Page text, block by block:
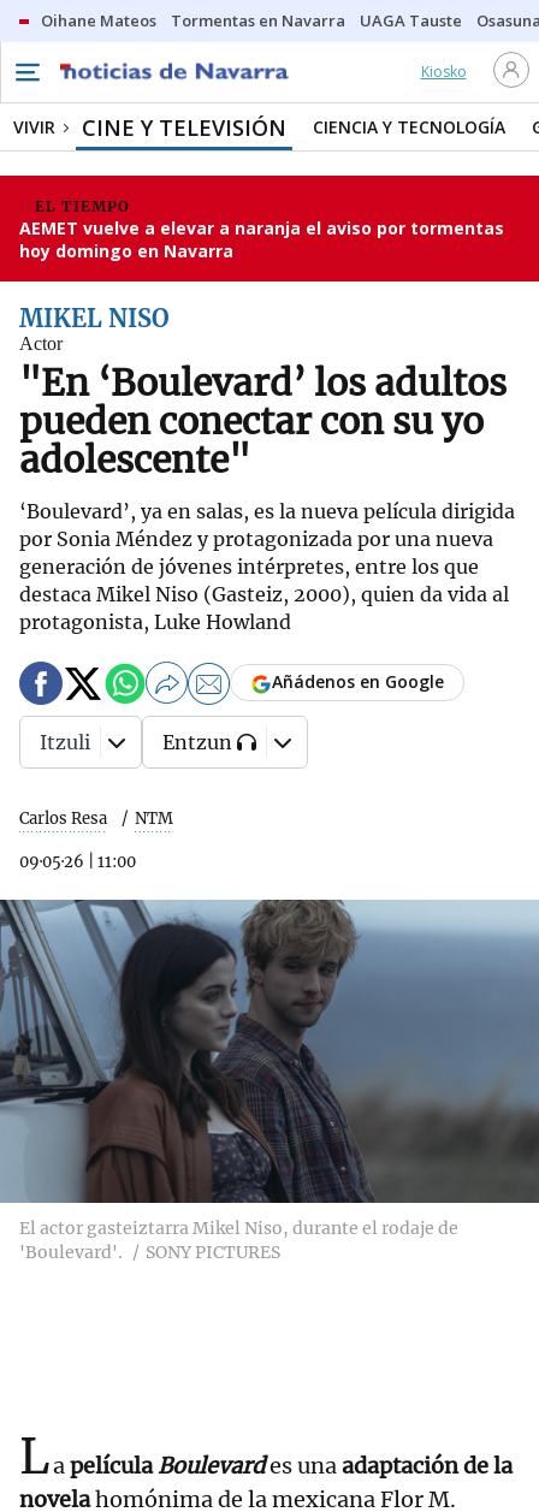
Oihane Mateos Tormentas en Navarra UAGA Tauste
Kiosko
VIVIR CINE Y TELEVISIÓN CIENCIA Y TECNOLOGÍA
EL TIEMPO
AEMET vuelve a elevar a naranja el aviso por tormentas
hoy domingo en Navarra
MIKEL NISO
Actor
"En ‘Boulevard’ los adultos
pueden conectar con su yo
adolescente"
‘Boulevard’, ya en salas, es la nueva película dirigida
por Sonia Méndez y protagonizada por una nueva
generación de jóvenes intérpretes, entre los que
destaca Mikel Niso (Gasteiz, 2000), quien da vida al
protagonista, Luke Howland
Carlos Resa NTM
09·05·26 11:00
Añádenos en Google
Itzuli Entzun
El actor gasteiztarra Mikel Niso, durante el rodaje de
'Boulevard'.
SONY PICTURES
LapelículaBoulevardes unaadaptación de la
novelahomónima de la mexicana Flor M.